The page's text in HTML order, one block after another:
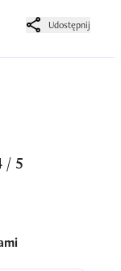
Udostępnij
/ 5